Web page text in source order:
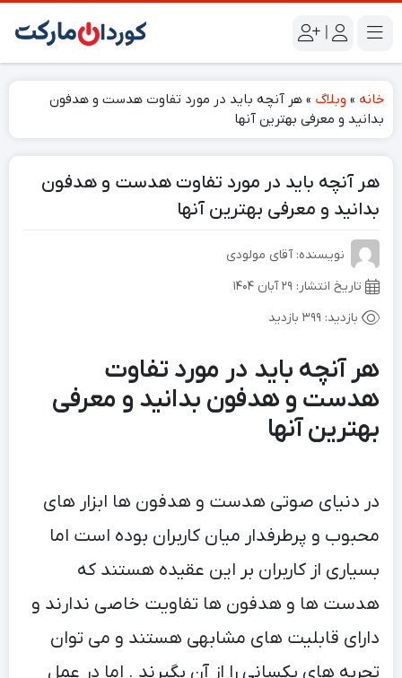
|
خانه » وبلاگ » هر آنچه باید در مورد تفاوت هدست و هدفون
بدانید و معرفی بهترین آنها
هر آنچه باید در مورد تفاوت هدست و هدفون
بدانید و معرفی بهترین آنها
نویسنده: آقای مولودی
تاریخ انتشار: ۲۹ آبان ۱۴۰۴
بازدید: 399 بازدید
هر آنچه باید در مورد تفاوت
هدست و هدفون بدانید و معرفی
بهترین آنها
در دنیای صوتی هدست و هدفون ها ابزار های
محبوب و پرطرفدار میان کاربران بوده است اما
بسیاری از کاربران بر این عقیده هستند که
هدست ها و هدفون ها تفاویت خاصی ندارند و
دارای قابلیت های مشابهی هستند و می توان
تجربه های یکسانی را از آن بگیرند . اما در عمل